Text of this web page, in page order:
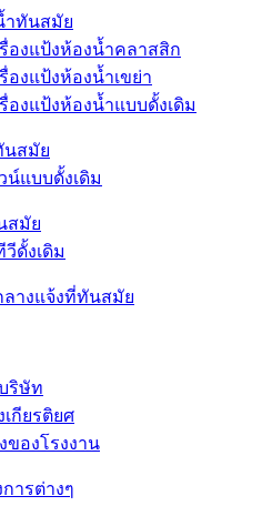
ำทันสมัย
องแป้งห้องน้ำคลาสสิก
องแป้งห้องน้ำเขย่า
องแป้งห้องน้ำแบบดั้งเดิม
นสมัย
น์แบบดั้งเดิม
สมัย
ดั้งเดิม
ลางแจ้งที่ทันสมัย
ริษัท
เกียรติยศ
ของโรงงาน
ารต่างๆ